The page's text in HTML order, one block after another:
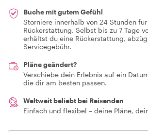
Buche mit gutem Gefühl
Storniere innerhalb von 24 Stunden
Rückerstattung. Selbst bis zu 7 Tage
erhältst du eine Rückerstattung,
Servicegebühr.
Pläne geändert?
Verschiebe dein Erlebnis auf ein
die dir am besten passen.
Weltweit beliebt bei Reisenden
Einfach und flexibel – deine Pläne,